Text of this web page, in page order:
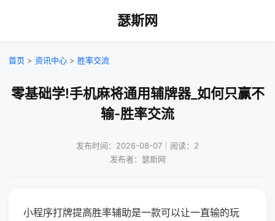
瑟斯网
首页 > 资讯中心 > 胜率交流
零基础学!手机麻将通用辅牌器_如何只赢不
输-胜率交流
发布时间：2026-08-07｜阅读：2
发布者：瑟斯网
小程序打牌提高胜率辅助是一款可以让一直输的玩